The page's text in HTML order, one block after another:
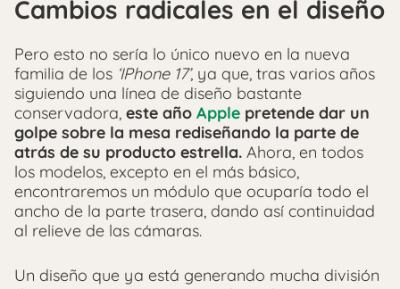
Cambios radicales en el diseño
Pero esto no sería lo único nuevo en la nueva
familia de los ‘IPhone 17’, ya que, tras varios años
siguiendo una línea de diseño bastante
conservadora, este año Apple pretende dar un
golpe sobre la mesa rediseñando la parte de
atrás de su producto estrella. Ahora, en todos
los modelos, excepto en el más básico,
encontraremos un módulo que ocuparía todo el
ancho de la parte trasera, dando así continuidad
al relieve de las cámaras.
Un diseño que ya está generando mucha división